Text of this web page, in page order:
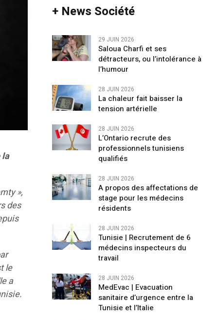
la
»,
des
le
a
+ News Société
29 JUIN 2026
Saloua Charfi et ses
détracteurs, ou l’intolérance à
l’humour
28 JUIN 2026
La chaleur fait baisser la
tension artérielle
28 JUIN 2026
L’Ontario recrute des
professionnels tunisiens
qualifiés
28 JUIN 2026
A propos des affectations de
stage pour les médecins
résidents
28 JUIN 2026
Tunisie | Recrutement de 6
médecins inspecteurs du
travail
28 JUIN 2026
MedEvac | Evacuation
sanitaire d’urgence entre la
Tunisie et l’Italie